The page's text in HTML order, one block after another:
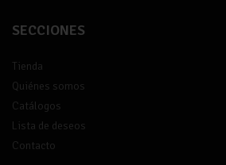
SECCIONES
Tienda
Quiénes somos
Catálogos
Lista de deseos
Contacto